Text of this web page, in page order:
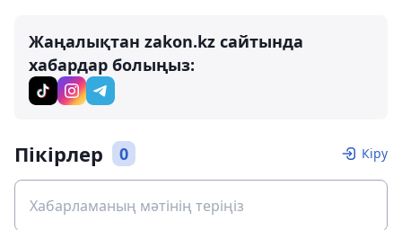
Жаңалықтан zakon.kz сайтында
хабардар болыңыз:
Пікірлер 0 Кіру